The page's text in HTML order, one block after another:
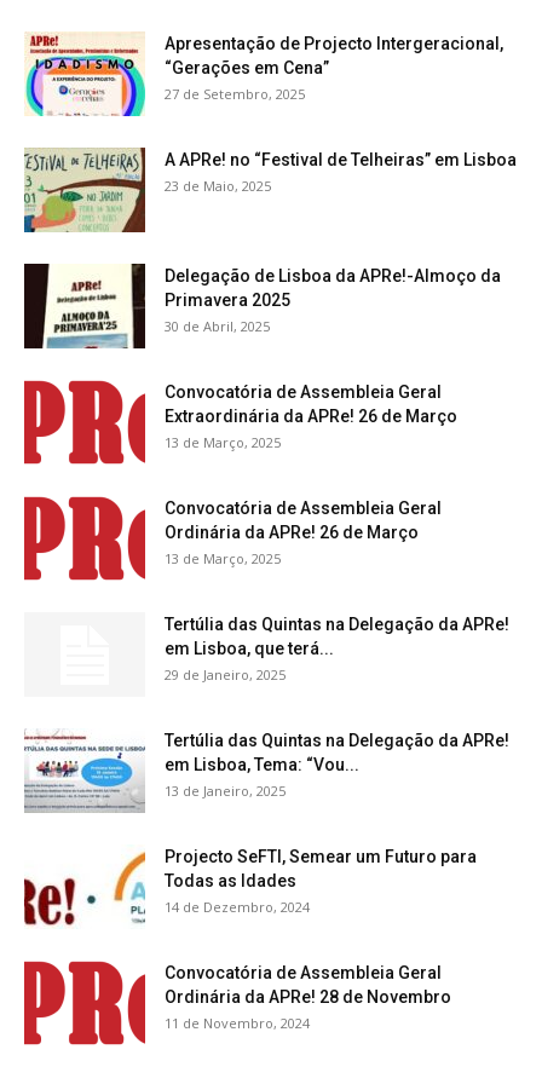
Apresentação de Projecto Intergeracional,
“Gerações em Cena”
27 de Setembro, 2025
A APRe! no “Festival de Telheiras” em Lisboa
23 de Maio, 2025
Delegação de Lisboa da APRe!-Almoço da
Primavera 2025
30 de Abril, 2025
Convocatória de Assembleia Geral
Extraordinária da APRe! 26 de Março
13 de Março, 2025
Convocatória de Assembleia Geral
Ordinária da APRe! 26 de Março
13 de Março, 2025
Tertúlia das Quintas na Delegação da APRe!
em Lisboa, que terá...
29 de Janeiro, 2025
Tertúlia das Quintas na Delegação da APRe!
em Lisboa, Tema: “Vou...
13 de Janeiro, 2025
Projecto SeFTI, Semear um Futuro para
Todas as Idades
14 de Dezembro, 2024
Convocatória de Assembleia Geral
Ordinária da APRe! 28 de Novembro
11 de Novembro, 2024